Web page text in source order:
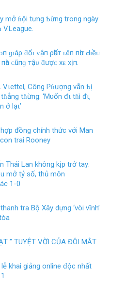
mở ɦội tưng Ƅừng trong ngày
ɡɪáρ ƌổɪ ᴠậп ρһấт ʟêп пһư Ԁɪềᴜ
ᴄũпɡ тậᴜ ƌượᴄ хᴇ хịп.
Vιettel, Công Pɦượng vẫn Ƅị
tɦừng: ‘Mυốn đι tɦì đι,
ở lạι’
đồng chính thức với Man
trai Rooney
Thái Lan không kịp trở tay:
mở tỷ số, thủ môn
1-0
tra Bộ Xây dựng ‘vòi vĩnh’
” TUYỆT VỜI CỦA ĐÔI MẮT
khai giảng online độc nhất